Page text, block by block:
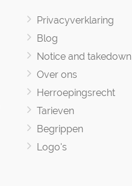
Privacyverklaring
Blog
Notice and takedown
Over ons
Herroepingsrecht
Tarieven
Begrippen
Logo's